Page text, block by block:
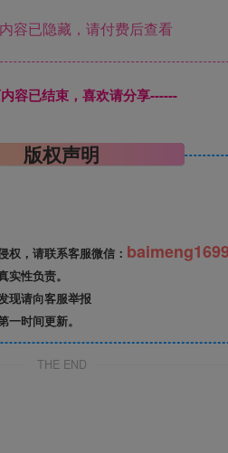
容已隐藏，请付费后查看
容已结束，喜欢请分享------
版权声明
权，请联系客服微信： baimeng1699
性负责。
现请向客服举报
时间更新。
THE END